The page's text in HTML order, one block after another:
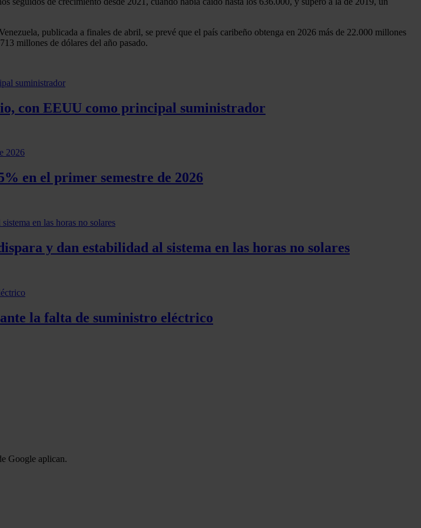
publicada a finales de abril, se prevé que el país caribeño obtenga en 2026 más de 22.000 millones
millones de dólares del año pasado.
con EEUU como principal suministrador
en el primer semestre de 2026
y dan estabilidad al sistema en las horas no solares
la falta de suministro eléctrico
Google aplican.